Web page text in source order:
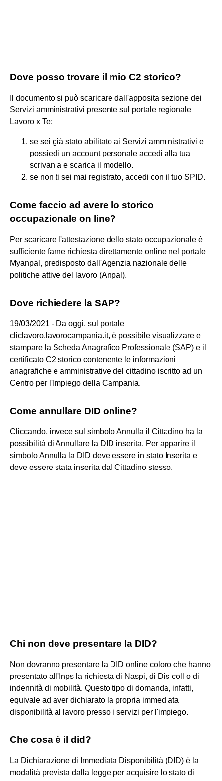
Dove posso trovare il mio C2 storico?
Il documento si può scaricare dall'apposita sezione dei
Servizi amministrativi presente sul portale regionale
Lavoro x Te:
se sei già stato abilitato ai Servizi amministrativi e
possiedi un account personale accedi alla tua
scrivania e scarica il modello.
se non ti sei mai registrato, accedi con il tuo SPID.
Come faccio ad avere lo storico
occupazionale on line?
Per scaricare l'attestazione dello stato occupazionale è
sufficiente farne richiesta direttamente online nel portale
Myanpal, predisposto dall'Agenzia nazionale delle
politiche attive del lavoro (Anpal).
Dove richiedere la SAP?
19/03/2021 - Da oggi, sul portale
cliclavoro.lavorocampania.it, è possibile visualizzare e
stampare la Scheda Anagrafico Professionale (SAP) e il
certificato C2 storico contenente le informazioni
anagrafiche e amministrative del cittadino iscritto ad un
Centro per l'Impiego della Campania.
Come annullare DID online?
Cliccando, invece sul simbolo Annulla il Cittadino ha la
possibilità di Annullare la DID inserita. Per apparire il
simbolo Annulla la DID deve essere in stato Inserita e
deve essere stata inserita dal Cittadino stesso.
Chi non deve presentare la DID?
Non dovranno presentare la DID online coloro che hanno
presentato all'Inps la richiesta di Naspi, di Dis-coll o di
indennità di mobilità. Questo tipo di domanda, infatti,
equivale ad aver dichiarato la propria immediata
disponibilità al lavoro presso i servizi per l'impiego.
Che cosa è il did?
La Dichiarazione di Immediata Disponibilità (DID) è la
modalità prevista dalla legge per acquisire lo stato di